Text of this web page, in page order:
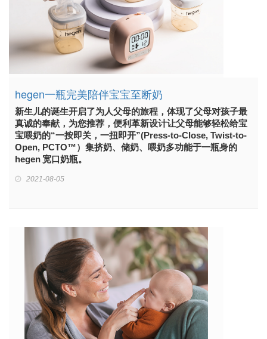
hegen一瓶完美陪伴宝宝至断奶
新生儿的诞生开启了为人父母的旅程，体现了父母对孩子最
真诚的奉献，为您推荐，便利革新设计让父母能够轻松给宝
宝喂奶的“一按即关，一扭即开”(Press-to-Close, Twist-to-
Open, PCTO™）集挤奶、储奶、喂奶多功能于一瓶身的
hegen 宽口奶瓶。
2021-08-05